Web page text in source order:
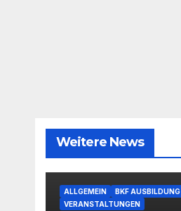
Weitere News
ALLGEMEIN
BKF AUSBILDUNG
VERANSTALTUNGEN